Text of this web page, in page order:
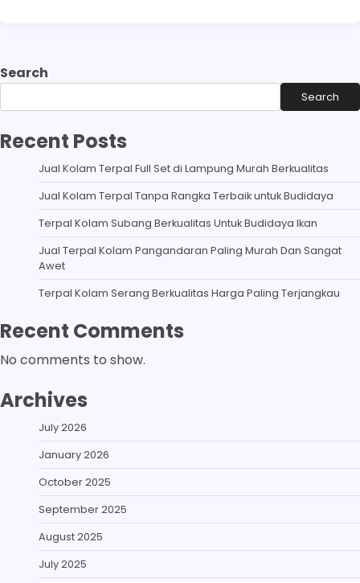
Search
Search
Recent Posts
Jual Kolam Terpal Full Set di Lampung Murah Berkualitas
Jual Kolam Terpal Tanpa Rangka Terbaik untuk Budidaya
Terpal Kolam Subang Berkualitas Untuk Budidaya Ikan
Jual Terpal Kolam Pangandaran Paling Murah Dan Sangat
Awet
Terpal Kolam Serang Berkualitas Harga Paling Terjangkau
Recent Comments
No comments to show.
Archives
July 2026
January 2026
October 2025
September 2025
August 2025
July 2025